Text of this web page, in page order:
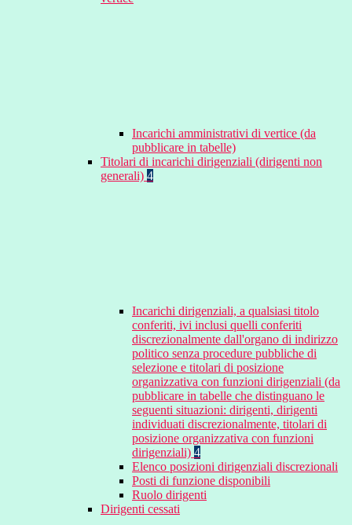
Incarichi amministrativi di vertice (da
pubblicare in tabelle)
Titolari di incarichi dirigenziali (dirigenti non
generali) 4
Incarichi dirigenziali, a qualsiasi titolo
conferiti, ivi inclusi quelli conferiti
discrezionalmente dall'organo di indirizzo
politico senza procedure pubbliche di
selezione e titolari di posizione
organizzativa con funzioni dirigenziali (da
pubblicare in tabelle che distinguano le
seguenti situazioni: dirigenti, dirigenti
individuati discrezionalmente, titolari di
posizione organizzativa con funzioni
dirigenziali) 4
Elenco posizioni dirigenziali discrezionali
Posti di funzione disponibili
Ruolo dirigenti
Dirigenti cessati